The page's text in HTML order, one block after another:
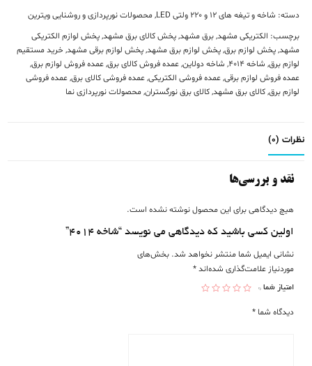
دسته: شاخه و تیغه های 12 و 220 ولتی LED ,محصولات نورپردازی و روشنایی ویترین
برچسب: الکتریکی مشهد,برق مشهد,پخش کالای برق مشهد,پخش لوازم الکتریکی
مشهد,پخش لوازم برق,پخش لوازم برق مشهد,پخش لوازم برقی مشهد, خرید مستقیم
لوازم برق, شاخه 4014 , شاخه دولاین,عمده فروش کالای برق,عمده فروش لوازم برق,
عمده فروش لوازم برقی,عمده فروشی الکتریکی,عمده فروشی کالای برق,عمده فروشی
لوازم برق,کالای برق مشهد,کالای برق نورگستران,محصولات نورپردازی نما
نظرات (0)
نقد و بررسی‌ها
هیچ دیدگاهی برای این محصول نوشته نشده است.
اولین کسی باشید که دیدگاهی می نویسد “شاخه ۴۰۱۴”
نشانی ایمیل شما منتشر نخواهد شد. بخش‌های
موردنیاز علامت‌گذاری شده‌اند*
امتیاز شما *
دیدگاه شما *